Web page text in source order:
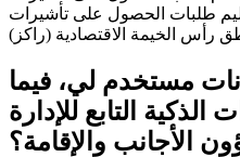
طلبات الحصول على تأشيرات
مستخدم لي، فيما
الذكية التابع للإدارة
الأجانب والإقامة؟